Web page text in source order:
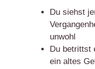
Du siehst
unwohl
Du betrittst
ein altes